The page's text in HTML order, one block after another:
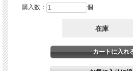
購入数： 個
在庫